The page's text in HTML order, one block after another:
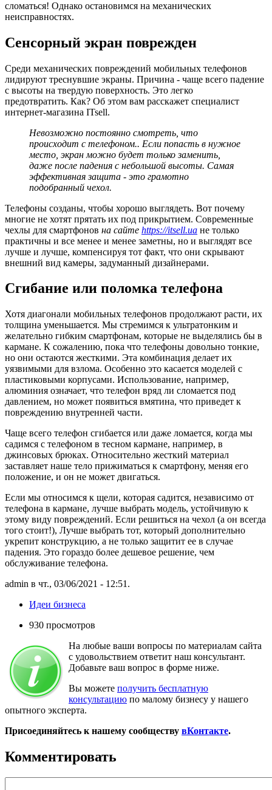
сломаться! Однако остановимся на механических
неисправностях.
Сенсорный экран поврежден
Среди механических повреждений мобильных телефонов
лидируют треснувшие экраны. Причина - чаще всего падение
с высоты на твердую поверхность. Это легко
предотвратить. Как? Об этом вам расскажет специалист
интернет-магазина ITsell.
Невозможно постоянно смотреть, что
происходит с телефоном.. Если попасть в нужное
место, экран можно будет только заменить,
даже после падения с небольшой высоты. Самая
эффективная защита - это грамотно
подобранный чехол.
Телефоны созданы, чтобы хорошо выглядеть. Вот почему
многие не хотят прятать их под прикрытием. Современные
чехлы для смартфонов на сайте https://itsell.ua не только
практичны и все менее и менее заметны, но и выглядят все
лучше и лучше, компенсируя тот факт, что они скрывают
внешний вид камеры, задуманный дизайнерами.
Сгибание или поломка телефона
Хотя диагонали мобильных телефонов продолжают расти, их
толщина уменьшается. Мы стремимся к ультратонким и
желательно гибким смартфонам, которые не выделялись бы в
кармане. К сожалению, пока что телефоны довольно тонкие,
но они остаются жесткими. Эта комбинация делает их
уязвимыми для взлома. Особенно это касается моделей с
пластиковыми корпусами. Использование, например,
алюминия означает, что телефон вряд ли сломается под
давлением, но может появиться вмятина, что приведет к
повреждению внутренней части.
Чаще всего телефон сгибается или даже ломается, когда мы
садимся с телефоном в тесном кармане, например, в
джинсовых брюках. Относительно жесткий материал
заставляет наше тело прижиматься к смартфону, меняя его
положение, и он не может двигаться.
Если мы относимся к щели, которая садится, независимо от
телефона в кармане, лучше выбрать модель, устойчивую к
этому виду повреждений. Если решиться на чехол (а он всегда
того стоит!), Лучше выбрать тот, который дополнительно
укрепит конструкцию, а не только защитит ее в случае
падения. Это гораздо более дешевое решение, чем
обслуживание телефона.
admin в чт., 03/06/2021 - 12:51.
Идеи бизнеса
930 просмотров
На любые ваши вопросы по материалам сайта
с удовольствием ответит наш консультант.
Добавьте ваш вопрос в форме ниже.
Вы можете получить бесплатную
консультацию по малому бизнесу у нашего
опытного эксперта.
Присоединяйтесь к нашему сообществу вКонтакте.
Комментировать